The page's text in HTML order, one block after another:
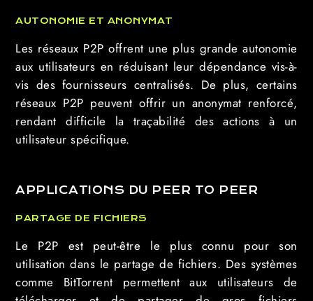
AUTONOMIE ET ANONYMAT
Les réseaux P2P offrent une plus grande autonomie
aux utilisateurs en réduisant leur dépendance vis-à-
vis des fournisseurs centralisés. De plus, certains
réseaux P2P peuvent offrir un anonymat renforcé,
rendant difficile la traçabilité des actions à un
utilisateur spécifique.
APPLICATIONS DU PEER TO PEER
PARTAGE DE FICHIERS
Le P2P est peut-être le plus connu pour son
utilisation dans le partage de fichiers. Des systèmes
comme BitTorrent permettent aux utilisateurs de